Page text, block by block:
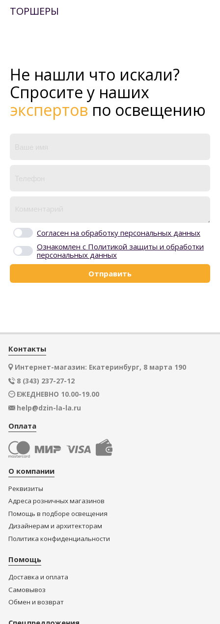
ТОРШЕРЫ
Не нашли что искали?
Спросите у наших
экспертов по освещению
Согласен на обработку персональных данных
Ознакомлен с Политикой защиты и обработки
персональных данных
Отправить
Контакты
Интернет-магазин: Екатеринбург, 8 марта 190
8 (343) 237-27-12
ЕЖЕДНЕВНО 10.00-19.00
help@dzin-la-la.ru
Оплата
О компании
Реквизиты
Адреса розничных магазинов
Помощь в подборе освещения
Дизайнерам и архитекторам
Политика конфиденциальности
Помощь
Доставка и оплата
Самовывоз
Обмен и возврат